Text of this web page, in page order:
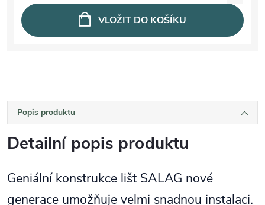
VLOŽIT DO KOŠÍKU
Popis produktu
Detailní popis produktu
Geniální konstrukce lišt SALAG nové
generace umožňuje velmi snadnou instalaci.